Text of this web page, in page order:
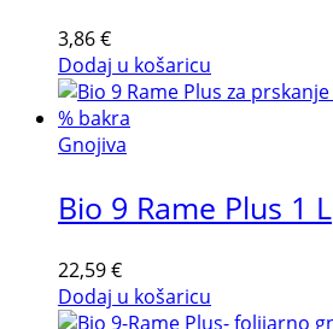
3,86€
Dodaj u košaricu
Gnojiva
Bio 9 Rame Plus 1 L
22,59€
Dodaj u košaricu